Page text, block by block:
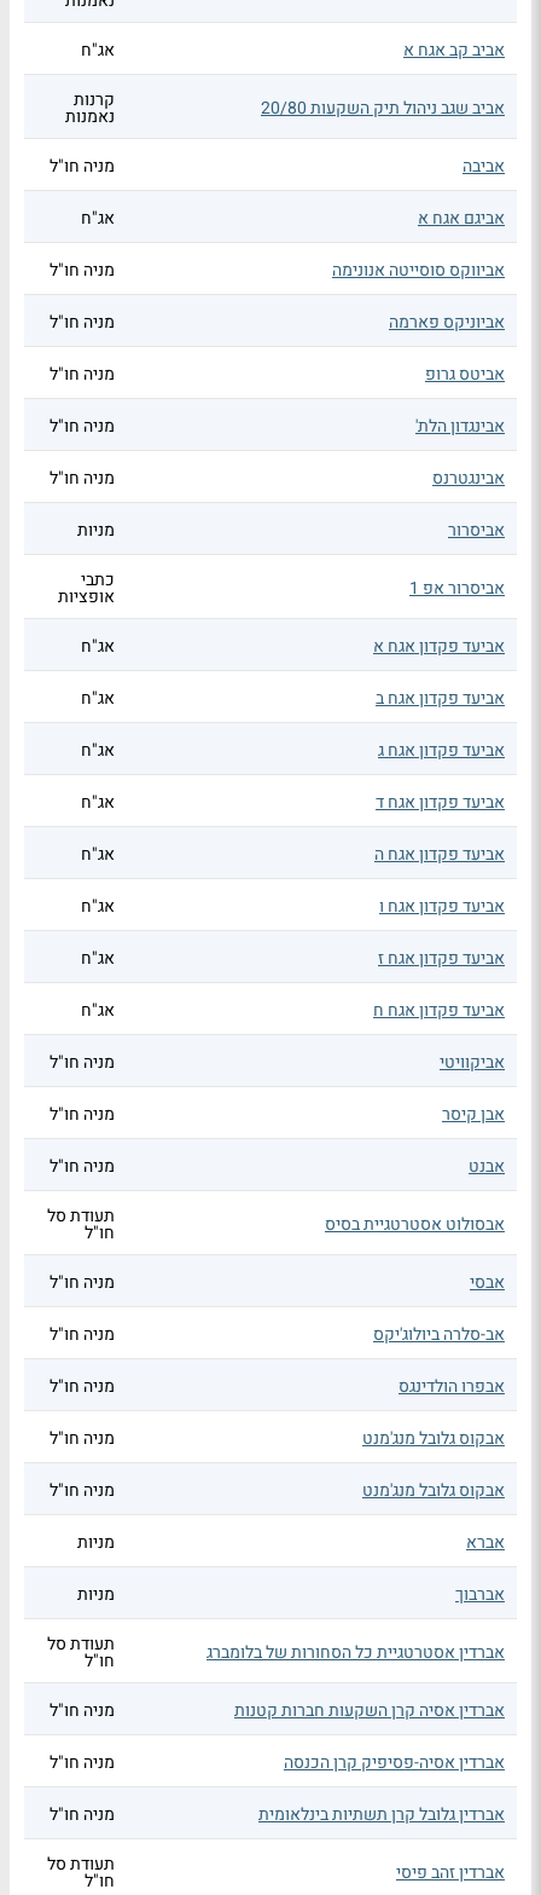
אביב קב אגח א
אג"ח
אביב שגב ניהול תיק השקעות 20/80 קרנות
נאמנות
אביבה
מניה חו"ל
אביגם אגח א אג"ח
אביווקס סוסייטה אנונימה מניה חו"ל
אביוניקס פארמה מניה חו"ל
אביטס גרופ מניה חו"ל
אבינגדון הלת' מניה חו"ל
אבינגטרנס מניה חו"ל
אביסרור מניות
אביסרור אפ 1 כתבי
אופציות
אביעד פקדון אגח א
אג"ח
אביעד פקדון אגח ב אג"ח
אביעד פקדון אגח ג אג"ח
אביעד פקדון אגח ד אג"ח
אביעד פקדון אגח ה אג"ח
אביעד פקדון אגח ו אג"ח
אביעד פקדון אגח ז אג"ח
אביעד פקדון אגח ח אג"ח
אביקוויטי מניה חו"ל
אבן קיסר מניה חו"ל
אבנט מניה חו"ל
אבסולוט אסטרטגיית בסיס תעודת סל
חו"ל
אבסי
מניה חו"ל
אב-סלרה ביולוג'יקס מניה חו"ל
אבפרו הולדינגס מניה חו"ל
אבקוס גלובל מנג'מנט מניה חו"ל
אבקוס גלובל מנג'מנט מניה חו"ל
אברא מניות
אברבוך מניות
אברדין אסטרטגיית כל הסחורות של בלומברג תעודת סל
חו"ל
אברדין אסיה קרן השקעות חברות קטנות
מניה חו"ל
אברדין אסיה-פסיפיק קרן הכנסה מניה חו"ל
אברדין גלובל קרן תשתיות בינלאומית מניה חו"ל
אברדין זהב פיסי תעודת סל
חו"ל